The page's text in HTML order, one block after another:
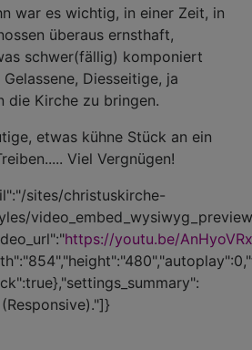
war es wichtig, in einer Zeit, in
überaus ernsthaft,
schwer(fällig) komponiert
Diesseitige, ja
die Kirche zu bringen.
etwas kühne Stück an ein
Viel Vergnügen!
sites/christuskirche-
https://youtu.be/